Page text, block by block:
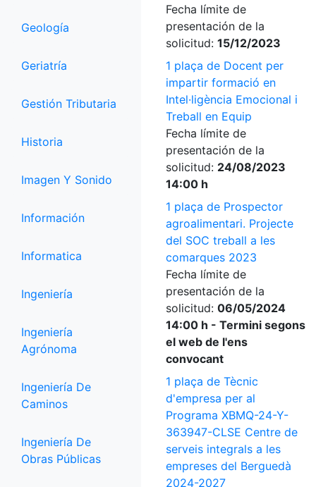
Geología
Geriatría
Gestión Tributaria
Historia
Imagen Y Sonido
Información
Informatica
Ingeniería
Ingeniería
Agrónoma
Ingeniería De
Caminos
Ingeniería De
Obras Públicas
Fecha límite de
presentación de la
solicitud: 15/12/2023
1 plaça de Docent per
impartir formació en
Intel·ligència Emocional i
Treball en Equip
Fecha límite de
presentación de la
solicitud: 24/08/2023
14:00 h
1 plaça de Prospector
agroalimentari. Projecte
del SOC treball a les
comarques 2023
Fecha límite de
presentación de la
solicitud: 06/05/2024
14:00 h - Termini segons
el web de l'ens
convocant
1 plaça de Tècnic
d'empresa per al
Programa XBMQ-24-Y-
363947-CLSE Centre de
serveis integrals a les
empreses del Berguedà
2024-2027